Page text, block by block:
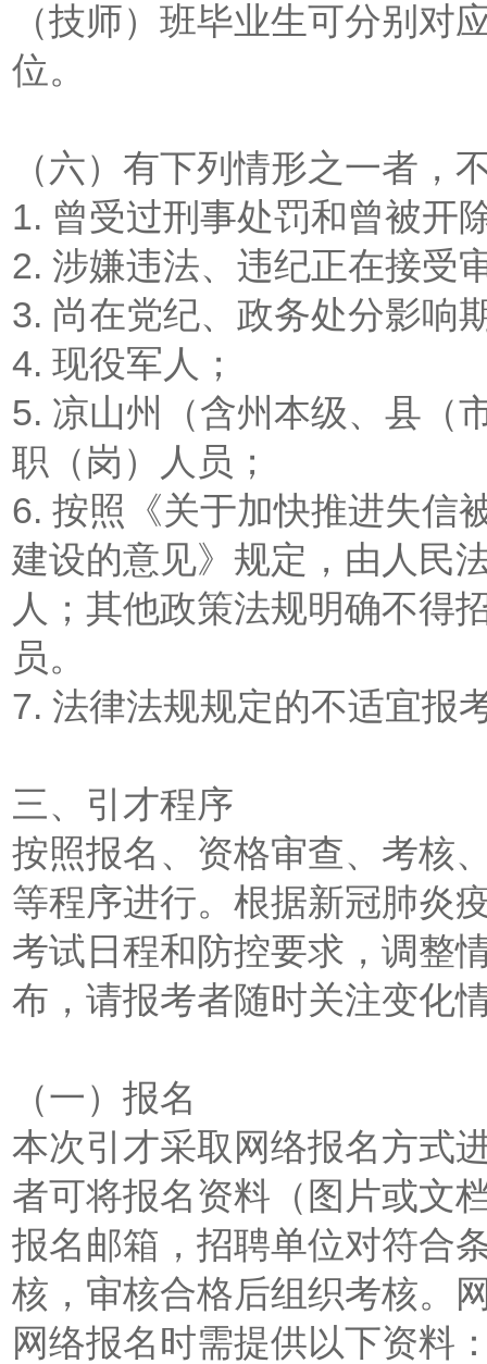
（技师）班毕业生可分别对
位。
（六）有下列情形之一者，
1. 曾受过刑事处罚和曾被开
2. 涉嫌违法、违纪正在接受
3. 尚在党纪、政务处分影响
4. 现役军人；
5. 凉山州（含州本级、县（
职（岗）人员；
6. 按照《关于加快推进失信
建设的意见》规定，由人民
人；其他政策法规明确不得
员。
7. 法律法规规定的不适宜报
三、引才程序
按照报名、资格审查、考核
等程序进行。根据新冠肺炎
考试日程和防控要求，调整
布，请报考者随时关注变化
（一）报名
本次引才采取网络报名方式
者可将报名资料（图片或文
报名邮箱，招聘单位对符合
核，审核合格后组织考核。
网络报名时需提供以下资料